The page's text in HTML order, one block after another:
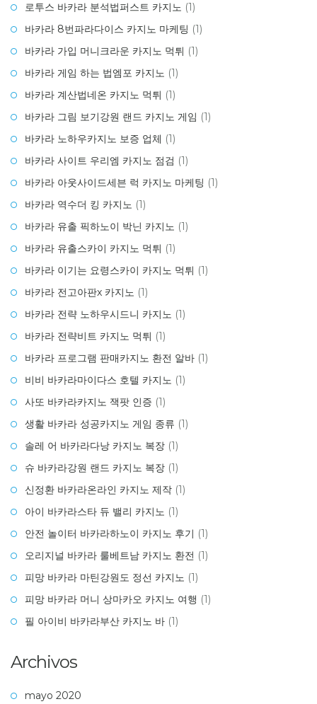
로투스 바카라 분석법퍼스트 카지노 (1)
바카라 8번파라다이스 카지노 마케팅 (1)
바카라 가입 머니크라운 카지노 먹튀 (1)
바카라 게임 하는 법엠포 카지노 (1)
바카라 계산법네온 카지노 먹튀 (1)
바카라 그림 보기강원 랜드 카지노 게임 (1)
바카라 노하우카지노 보증 업체 (1)
바카라 사이트 우리엠 카지노 점검 (1)
바카라 아웃사이드세븐 럭 카지노 마케팅 (1)
바카라 역수더 킹 카지노 (1)
바카라 유출 픽하노이 박닌 카지노 (1)
바카라 유출스카이 카지노 먹튀 (1)
바카라 이기는 요령스카이 카지노 먹튀 (1)
바카라 전고아판x 카지노 (1)
바카라 전략 노하우시드니 카지노 (1)
바카라 전략비트 카지노 먹튀 (1)
바카라 프로그램 판매카지노 환전 알바 (1)
비비 바카라마이다스 호텔 카지노 (1)
사또 바카라카지노 잭팟 인증 (1)
생활 바카라 성공카지노 게임 종류 (1)
솔레 어 바카라다낭 카지노 복장 (1)
슈 바카라강원 랜드 카지노 복장 (1)
신정환 바카라온라인 카지노 제작 (1)
아이 바카라스타 듀 밸리 카지노 (1)
안전 놀이터 바카라하노이 카지노 후기 (1)
오리지널 바카라 룰베트남 카지노 환전 (1)
피망 바카라 마틴강원도 정선 카지노 (1)
피망 바카라 머니 상마카오 카지노 여행 (1)
필 아이비 바카라부산 카지노 바 (1)
Archivos
mayo 2020